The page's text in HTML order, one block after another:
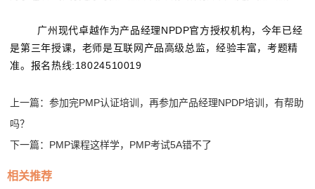
广州现代卓越作为产品经理NPDP官方授权机构，今年已经
是第三年授课，老师是互联网产品高级总监，经验丰富，考题精
准。报名热线:18024510019
上一篇：参加完PMP认证培训，再参加产品经理NPDP培训，有帮助
吗？
下一篇： PMP课程这样学，PMP考试5A错不了
相关推荐